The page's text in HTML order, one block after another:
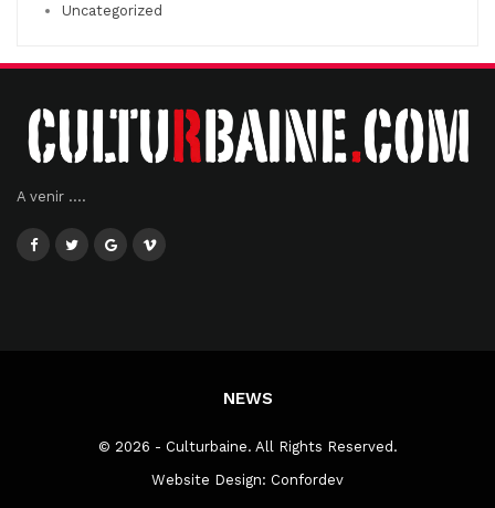
Uncategorized
A venir ....
NEWS
© 2026 - Culturbaine. All Rights Reserved.
Website Design: Confordev